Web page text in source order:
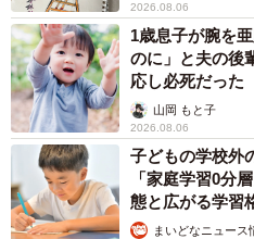
れっきとした道。また、橋の
があるため、中河町橋も「日
差し支えないかと思います。
ーー投稿に反響がありました。
おもしろ地理：一番面白かっ
跳びで越えられる橋だろ」と
2026.08.06
1歳息子が腕を
のに」と夫の後
応し必死だっ
出し…山岡 もと子
2026.08.06
子どもの学校外
「家庭学習0分
態と広がる学習
まいどなニュース